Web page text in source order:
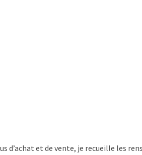
d’achat et de vente, je recueille les